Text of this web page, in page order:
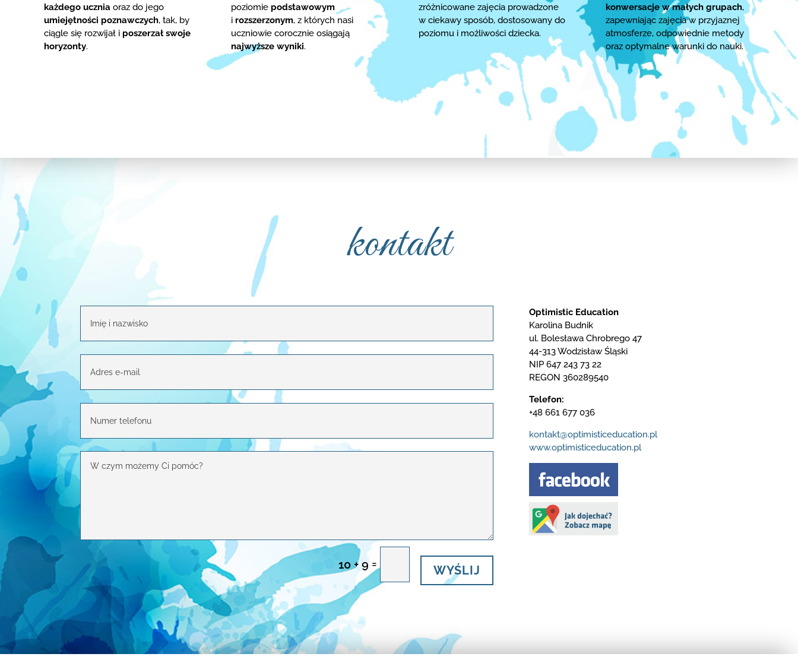
każdego ucznia oraz do jego
umiejętności poznawczych, tak, by
ciągle się rozwijał i poszerzał swoje
horyzonty.
poziomie podstawowym
i rozszerzonym, z których nasi
uczniowie corocznie osiągają
najwyższe wyniki.
zróżnicowane zajęcia prowadzone
w ciekawy sposób, dostosowany do
poziomu i możliwości dziecka.
konwersacje w małych grupach,
zapewniając zajęcia w przyjaznej
atmosferze, odpowiednie metody
oraz optymalne warunki do nauki.
kontakt
10 + 9 = WYŚLIJ
Optimistic Education
Karolina Budnik
ul. Bolesława Chrobrego 47
44-313 Wodzisław Śląski
NIP 647 243 73 22
REGON 360289540
Telefon:
+48 661 677 036
kontakt@optimisticeducation.pl
www.optimisticeducation.pl